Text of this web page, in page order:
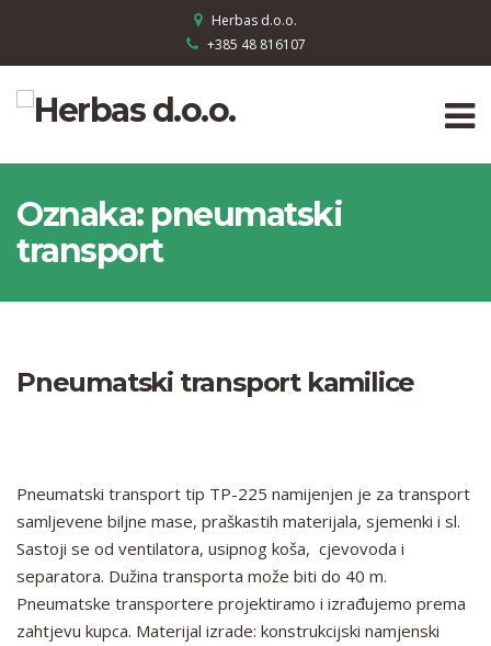
Herbas d.o.o.
+385 48 816107
Oznaka: pneumatski
transport
Pneumatski transport kamilice
Pneumatski transport tip TP-225 namijenjen je za transport
samljevene biljne mase, praškastih materijala, sjemenki i sl.
Sastoji se od ventilatora, usipnog koša, cjevovoda i
separatora. Dužina transporta može biti do 40 m.
Pneumatske transportere projektiramo i izrađujemo prema
zahtjevu kupca. Materijal izrade: konstrukcijski namjenski